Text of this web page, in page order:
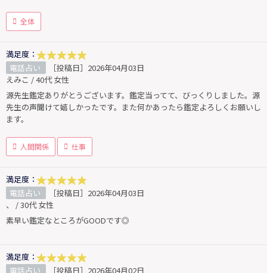
全体
満足度：
電話占い
［投稿日］2026年04月03日
えみこ / 40代 女性
源先生鑑定ありがとうございます。鑑定当ってて、びっくりしました。源
先生の声聞けて嬉しかったです。また何かあったら鑑定よろしくお願いし
ます。
人間関係 仕事
満足度：
電話占い
［投稿日］2026年04月03日
、 / 30代 女性
素早い鑑定なところがGOODです◎
満足度：
電話占い
［投稿日］2026年04月02日